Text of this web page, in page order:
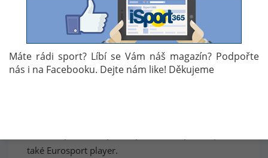
přístup prakticky ke každé minutě z celých her a ty
budou přístupné na jakékoliv zařízení. A majitelé
Eurosportu právem vyjadřují hrdost. "Jsme rádi, že
konečně můžeme našim fanouškům přinést přímé
přenosy z olympijských her" prohlásil šéf
také Eurosport player.
Máte rádi sport? Líbí se Vám náš magazín? Podpořte
nás i na Facebooku. Dejte nám like! Děkujeme